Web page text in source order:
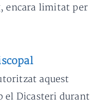
encara limitat per
aquest
el Dicasteri durant